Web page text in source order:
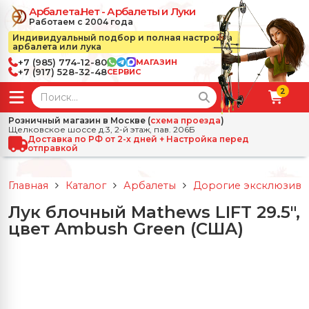
Арбалета.Нет - Арбалеты и Луки
Работаем с 2004 года
Индивидуальный подбор и полная настройка
арбалета или лука
+7 (985) 774-12-80 МАГАЗИН
+7 (917) 528-32-48СЕРВИС
2
Розничный магазин в Москве (схема проезда)
Щелковское шоссе д.3, 2-й этаж, пав. 206Б
Доставка по РФ от 2-х дней + Настройка перед
отправкой
← Назад ✕
Арбалеты
Арбалеты для отдыха
✕
луки
боеприпасы
Стрелы, боеприпасы
✕
Главная Каталог Арбалеты Дорогие
Лук блочный Mathews LIFT 29.5",
цвет Ambush Green (США)